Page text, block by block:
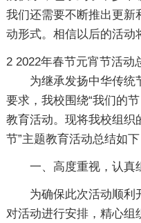
我们还需要不断推出更新
动形式。相信以后的活动
2
为继承发扬中华传统
要求，我校围绕“我们的
教育活动。现将我校组
节”主题教育活动总结如下
一、高度重视，认真
为确保此次活动顺利
对活动进行安排，精心组
2022年春节元宵节活动